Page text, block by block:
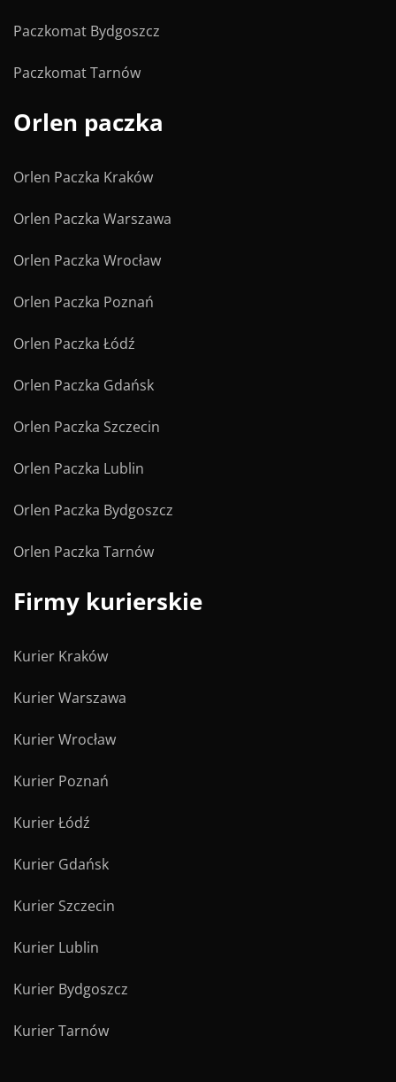
Paczkomat Bydgoszcz
Paczkomat Tarnów
Orlen paczka
Orlen Paczka Kraków
Orlen Paczka Warszawa
Orlen Paczka Wrocław
Orlen Paczka Poznań
Orlen Paczka Łódź
Orlen Paczka Gdańsk
Orlen Paczka Szczecin
Orlen Paczka Lublin
Orlen Paczka Bydgoszcz
Orlen Paczka Tarnów
Firmy kurierskie
Kurier Kraków
Kurier Warszawa
Kurier Wrocław
Kurier Poznań
Kurier Łódź
Kurier Gdańsk
Kurier Szczecin
Kurier Lublin
Kurier Bydgoszcz
Kurier Tarnów